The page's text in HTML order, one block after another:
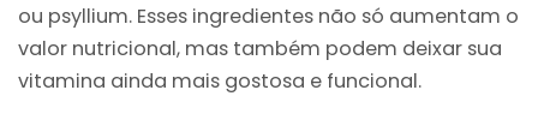
ou psyllium. Esses ingredientes não só aumentam o
valor nutricional, mas também podem deixar sua
vitamina ainda mais gostosa e funcional.